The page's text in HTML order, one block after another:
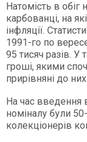
Натомість в обіг
карбованці, на
інфляції.
1991-го по
95 тисяч разів. У
гроші, якими
прирівняні до
На час введення
номіналу були
колекціонерів